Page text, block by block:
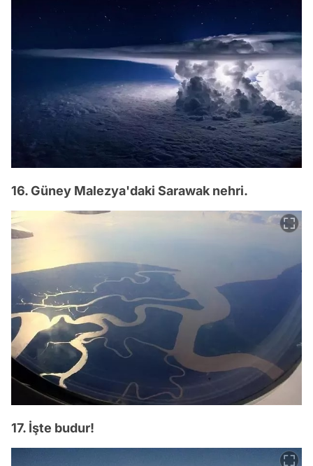
16. Güney Malezya'daki Sarawak nehri.
17. İşte budur!